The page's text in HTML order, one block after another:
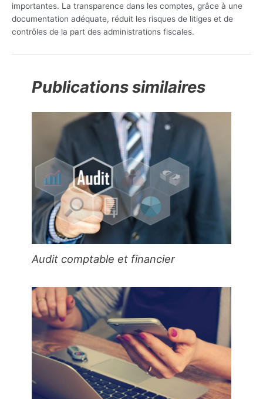
importantes. La transparence dans les comptes, grâce à une
documentation adéquate, réduit les risques de litiges et de
contrôles de la part des administrations fiscales.
Publications similaires
Audit comptable et financier